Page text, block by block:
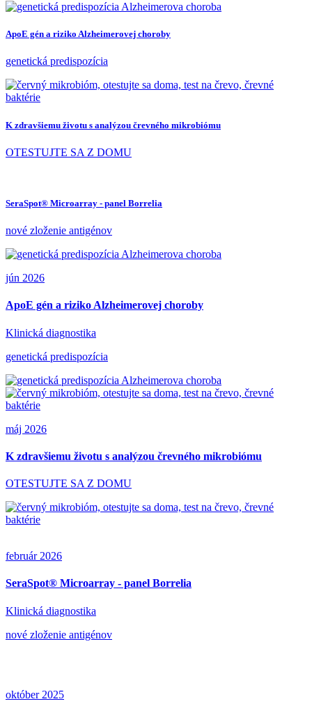
ApoE gén a riziko Alzheimerovej choroby
genetická predispozícia
K zdravšiemu životu s analýzou črevného mikrobiómu
OTESTUJTE SA Z DOMU
SeraSpot® Microarray - panel Borrelia
nové zloženie antigénov
jún 2026
ApoE gén a riziko Alzheimerovej choroby
Klinická diagnostika
genetická predispozícia
máj 2026
K zdravšiemu životu s analýzou črevného mikrobiómu
OTESTUJTE SA Z DOMU
február 2026
SeraSpot® Microarray - panel Borrelia
Klinická diagnostika
nové zloženie antigénov
október 2025